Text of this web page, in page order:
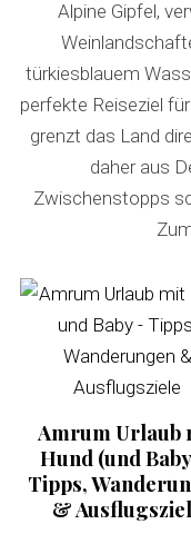
Alpine Gipfel,
türkiesblauem
perfekte Reiseziel
grenzt das Land
daher aus
Zwischenstopps
Amrum Urlaub
Hund (und
Tipps,
&